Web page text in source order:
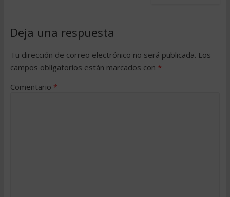
Deja una respuesta
Tu dirección de correo electrónico no será publicada. Los
campos obligatorios están marcados con *
Comentario *